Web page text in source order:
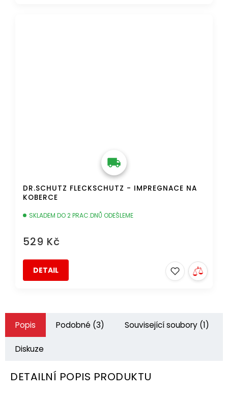
DR.SCHUTZ FLECKSCHUTZ - IMPREGNACE NA
KOBERCE
SKLADEM DO 2 PRAC.DNŮ ODEŠLEME
529 Kč
DETAIL
Popis Podobné (3) Související soubory (1)
Diskuze
DETAILNÍ POPIS PRODUKTU